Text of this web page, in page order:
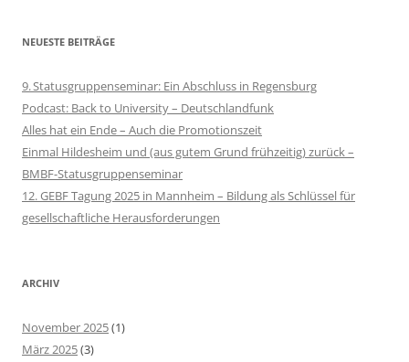
NEUESTE BEITRÄGE
9. Statusgruppenseminar: Ein Abschluss in Regensburg
Podcast: Back to University – Deutschlandfunk
Alles hat ein Ende – Auch die Promotionszeit
Einmal Hildesheim und (aus gutem Grund frühzeitig) zurück –
BMBF-Statusgruppenseminar
12. GEBF Tagung 2025 in Mannheim – Bildung als Schlüssel für
gesellschaftliche Herausforderungen
ARCHIV
November 2025(1)
März 2025(3)